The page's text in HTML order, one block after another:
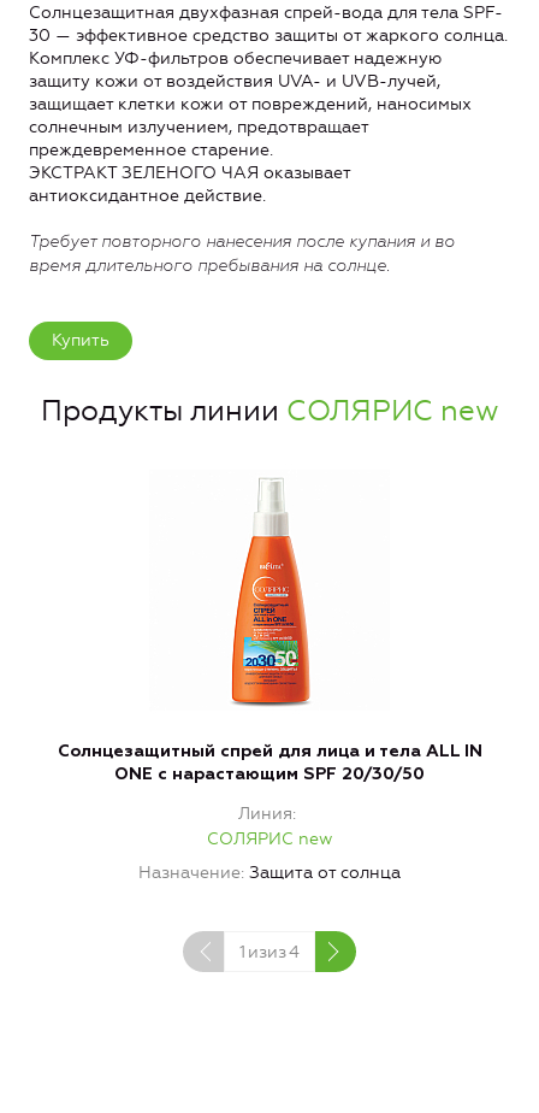
Солнцезащитная двухфазная спрей-вода для тела SPF-
30 — эффективное средство защиты от жаркого солнца.
Комплекс УФ-фильтров обеспечивает надежную
защиту кожи от воздействия UVA- и UVB-лучей,
защищает клетки кожи от повреждений, наносимых
солнечным излучением, предотвращает
преждевременное старение.
ЭКСТРАКТ ЗЕЛЕНОГО ЧАЯ оказывает
антиоксидантное действие.
Требует повторного нанесения после купания и во
время длительного пребывания на солнце.
Купить
Продукты линии СОЛЯРИС new
Солнцезащитный спрей для лица и тела ALL IN
ONE с нарастающим SPF 20/30/50
Линия
СОЛЯРИС new
Назначение Защита от солнца
1 изиз4